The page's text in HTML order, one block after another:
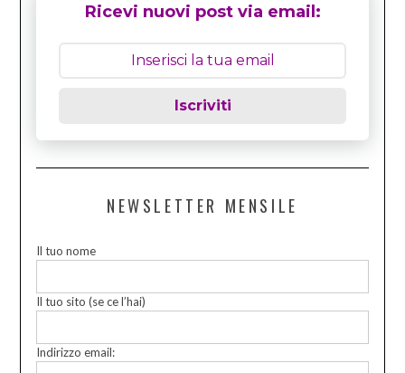
Ricevi nuovi post via email:
Iscriviti
NEWSLETTER MENSILE
Il tuo nome
Il tuo sito (se ce l’hai)
Indirizzo email: